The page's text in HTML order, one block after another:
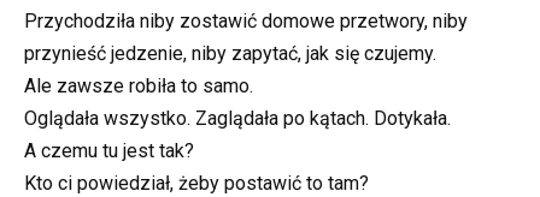
Przychodziła niby zostawić domowe przetwory, niby
przynieść jedzenie, niby zapytać, jak się czujemy.
Ale zawsze robiła to samo.
Oglądała wszystko. Zaglądała po kątach. Dotykała.
A czemu tu jest tak?
Kto ci powiedział, żeby postawić to tam?